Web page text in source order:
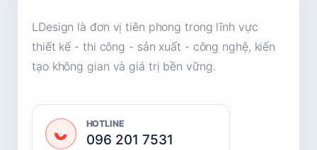
LDesign là đơn vị tiên phong trong lĩnh vực
thiết kế - thi công - sản xuất - công nghệ, kiến
tạo không gian và giá trị bền vững.
HOTLINE
096 201 7531